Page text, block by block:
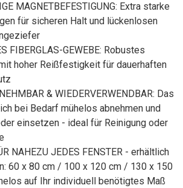
MAGNETBEFESTIGUNG: Extra starke
für sicheren Halt und lückenlosen
FIBERGLAS-GEWEBE: Robustes
hoher Reißfestigkeit für dauerhaften
& WIEDERVERWENDBAR: Das
bei Bedarf mühelos abnehmen und
einsetzen - ideal für Reinigung oder
NAHEZU JEDES FENSTER - erhältlich
60 x 80 cm / 100 x 120 cm / 130 x 150
auf Ihr individuell benötigtes Maß